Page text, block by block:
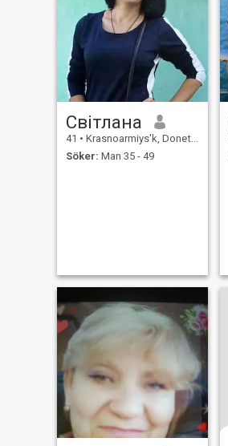
Світлана
41 • Krasnoarmiys'k, Donets'k, Ukraina
Söker: Man 35 - 49